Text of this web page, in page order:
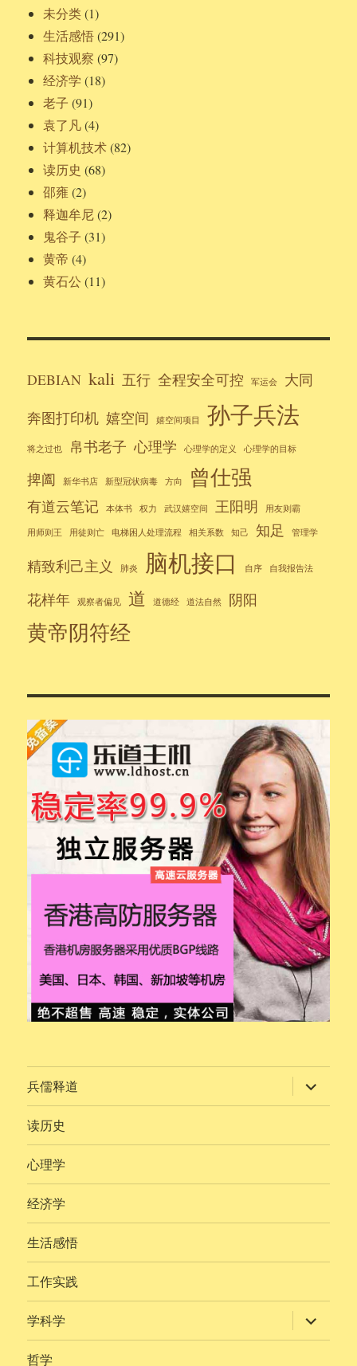
未分类(1)
生活感悟(291)
科技观察 (97)
经济学 (18)
老子 (91)
袁了凡(4)
计算机技术(82)
读历史 (68)
邵雍 (2)
释迦牟尼(2)
鬼谷子 (31)
黄帝 (4)
黄石公 (11)
DEBIAN kali 五行 全程安全可控 军运会
大同
奔图打印机 嬉空间 嬉空间项目 孙子兵法
将之过也 帛书老子 心理学 心理学的定义 心理学的目标
捭阖 新华书店 新型冠状病毒 方向 曾仕强
有道云笔记 本体书 权力 武汉嬉空间 王阳明 用友则霸
用师则王 用徒则亡 电梯困人处理流程 相关系数 知己 知足 管理学
精致利己主义 肺炎 脑机接口 自序 自我报告法
花样年 观察者偏见 道 道德经 道法自然 阴阳
黄帝阴符经
兵儒释道 展
开
子
读历史
心理学
经济学
生活感悟
工作实践
学科学 展
开
子
哲学